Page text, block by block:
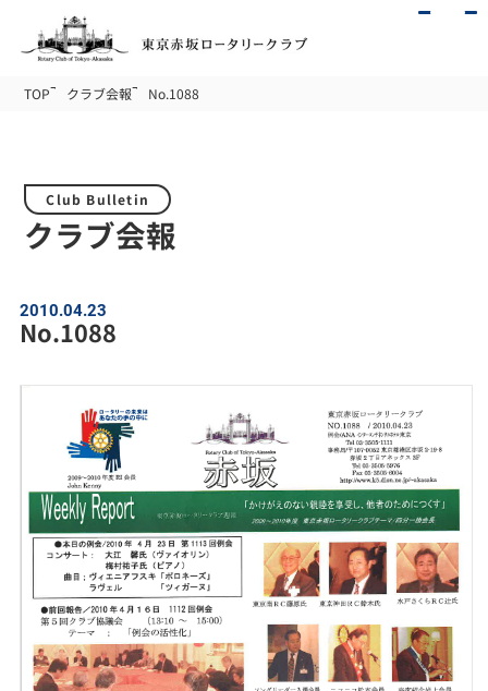
TOP クラブ会報 No.1088
Club Bulletin
クラブ会報
2010.04.23
No.1088